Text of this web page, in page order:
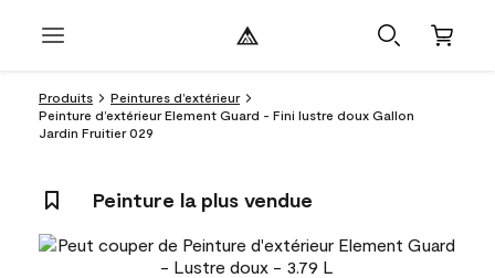
Produits
Peintures d’extérieur
Peinture d’extérieur Element Guard - Fini lustre doux Gallon
Jardin Fruitier 029
Peinture la plus vendue